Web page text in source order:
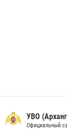
УВО
Официальный